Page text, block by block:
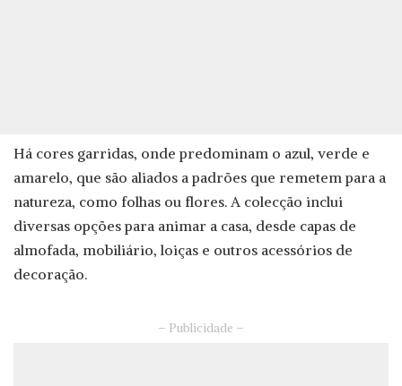
Há cores garridas, onde predominam o azul, verde e
amarelo, que são aliados a padrões que remetem para a
natureza, como folhas ou flores. A colecção inclui
diversas opções para animar a casa, desde capas de
almofada, mobiliário, loiças e outros acessórios de
decoração.
– Publicidade –